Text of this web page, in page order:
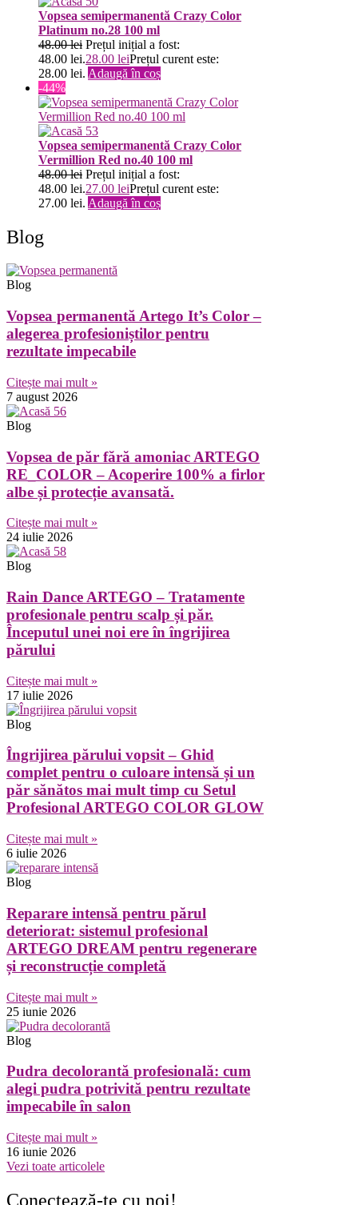
Vopsea semipermanentă Crazy Color
Platinum no.28 100 ml
48.00lei Prețul inițial a fost:
48.00 lei.28.00 leiPrețul curent este:
28.00 lei. Adaugă în coș
-44%
Vopsea semipermanentă Crazy Color
Vermillion Red no.40 100 ml
48.00lei Prețul inițial a fost:
48.00 lei.27.00 leiPrețul curent este:
27.00 lei. Adaugă în coș
Blog
Blog
Vopsea permanentă Artego It’s Color –
alegerea profesioniștilor pentru
rezultate impecabile
Citește mai mult »
7 august 2026
Blog
Vopsea de păr fără amoniac ARTEGO
RE_COLOR – Acoperire 100% a firlor
albe și protecție avansată.
Citește mai mult »
24 iulie 2026
Blog
Rain Dance ARTEGO – Tratamente
profesionale pentru scalp și păr.
Începutul unei noi ere în îngrijirea
părului
Citește mai mult »
17 iulie 2026
Blog
Îngrijirea părului vopsit – Ghid
complet pentru o culoare intensă și un
păr sănătos mai mult timp cu Setul
Profesional ARTEGO COLOR GLOW
Citește mai mult »
6 iulie 2026
Blog
Reparare intensă pentru părul
deteriorat: sistemul profesional
ARTEGO DREAM pentru regenerare
și reconstrucție completă
Citește mai mult »
25 iunie 2026
Blog
Pudra decolorantă profesională: cum
alegi pudra potrivită pentru rezultate
impecabile în salon
Citește mai mult »
16 iunie 2026
Vezi toate articolele
Conectează-te cu noi!